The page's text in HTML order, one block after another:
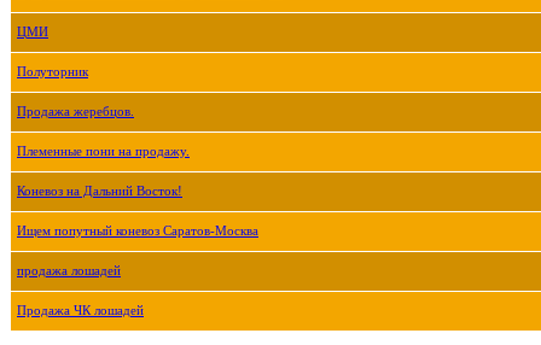
ЦМИ
Полуторник
Продажа жеребцов.
Племенные пони на продажу.
Коневоз на Дальний Восток!
Ищем попутный коневоз Саратов-Москва
продажа лошадей
Продажа ЧК лошадей